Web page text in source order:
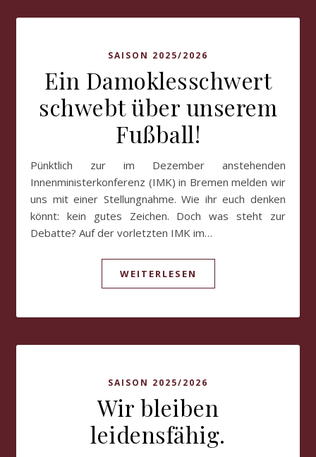
SAISON 2025/2026
Ein Damoklesschwert
schwebt über unserem
Fußball!
Pünktlich zur im Dezember anstehenden
Innenministerkonferenz (IMK) in Bremen melden wir
uns mit einer Stellungnahme. Wie ihr euch denken
könnt: kein gutes Zeichen. Doch was steht zur
Debatte? Auf der vorletzten IMK im…
WEITERLESEN
SAISON 2025/2026
Wir bleiben
leidensfähig.